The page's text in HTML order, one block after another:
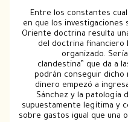
Entre los
en que los
Oriente
del
podrán
dinero
Sánchez
sobre gastos